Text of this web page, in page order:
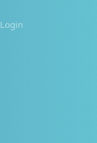
Login